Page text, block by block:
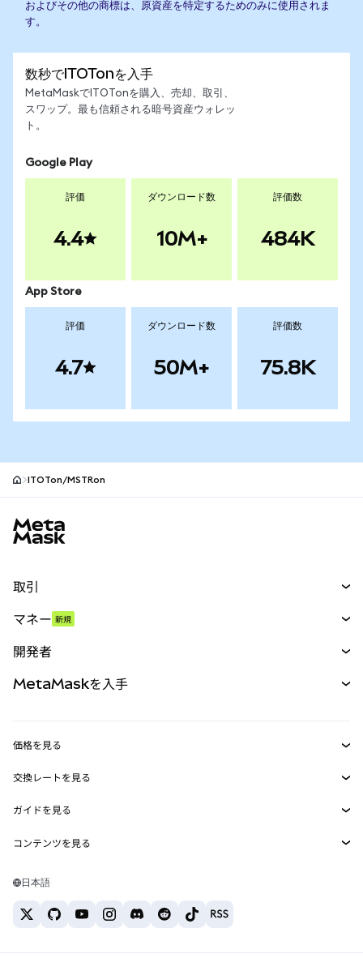
およびその他の商標は、原資産を特定するためのみに使用されま
す。
数秒でITOTonを入手
MetaMaskでITOTonを購入、売却、取引、
スワップ。最も信頼される暗号資産ウォレッ
ト。
Google Play
評価
4.4
ダウンロード数
10M+
評価数
484K
App Store
評価
4.7
ダウンロード数
50M+
評価数
75.8K
ITOTon/MSTRon
取引
パーペチュアル
RWA
マネー 新規
開発者
MetaMask Connect
Snaps
Web3サービス
MetaMaskを入手
セキュリティ
サポート
キャリア
お問い合わせ
価格を見る
イーサリアムの価格
Solanaの価格
Tetherの価格
交換レートを見る
ETH→USD
USDT→INR
BTC→INR
ETH→USDT
ガイドを見る
ETHの購入
USDTの購入
コンテンツを見る
Solanaウォレット
日本語